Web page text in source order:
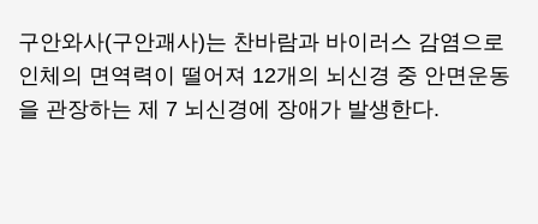
구안와사(구안괘사)는 찬바람과 바이러스 감염으로
인체의 면역력이 떨어져 12개의 뇌신경 중 안면운동
을 관장하는 제 7 뇌신경에 장애가 발생한다.